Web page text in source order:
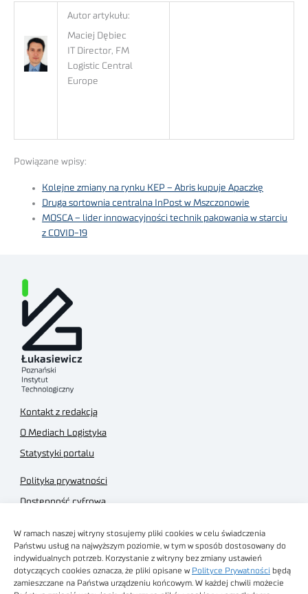
W ramach naszej witryny stosujemy pliki cookies w celu świadczenia
Państwu usług na najwyższym poziomie, w tym w sposób dostosowany do
indywidualnych potrzeb. Korzystanie z witryny bez zmiany ustawień
dotyczących cookies oznacza, że pliki opisane w Polityce Prywatności będą
zamieszczane na Państwa urządzeniu końcowym. W każdej chwili możecie
Autor artykułu:
Maciej Dębiec
IT Director, FM
Logistic Central
Europe
Powiązane wpisy:
Kolejne zmiany na rynku KEP – Abris kupuje Apaczkę
Druga sortownia centralna InPost w Mszczonowie
MOSCA – lider innowacyjności technik pakowania w starciu
z COVID-19
Kontakt z redakcją
O Mediach Logistyka
Statystyki portalu
Polityka prywatności
Dostępność cyfrowa
Regulamin sklepu